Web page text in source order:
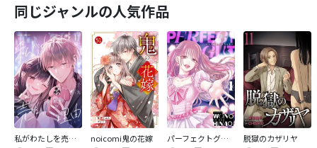
同じジャンルの人気作品
私がわたしを売る理由
noicomi鬼の花嫁
パーフェクトグリッター
脱獄のカザリヤ